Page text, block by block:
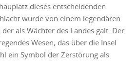
dieses entscheidenden
wurde von einem legendären
als Wächter des Landes galt. Der
Wesen, das über die Insel
ein Symbol der Zerstörung als